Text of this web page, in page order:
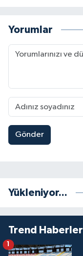
Yorumlar
Gönder
Yükleniyor...
Trend Haberler
1